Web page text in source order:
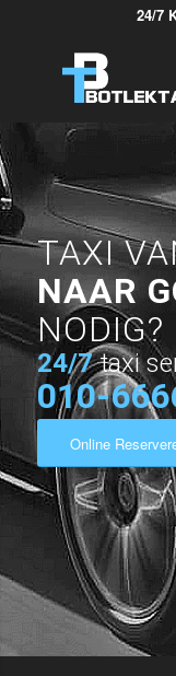
24/7
TAXI
NAAR
NODIG?
24/7 taxi
010-
Online